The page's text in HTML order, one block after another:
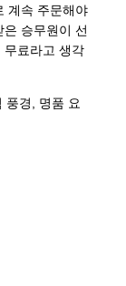
계속 주문해야
승무원이 선
무료라고 생각
풍경, 명품 요